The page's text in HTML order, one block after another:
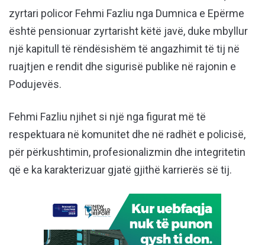
zyrtari policor Fehmi Fazliu nga Dumnica e Epërme
është pensionuar zyrtarisht këtë javë, duke mbyllur
një kapitull të rëndësishëm të angazhimit të tij në
ruajtjen e rendit dhe sigurisë publike në rajonin e
Podujevës.
Fehmi Fazliu njihet si një nga figurat më të
respektuara në komunitet dhe në radhët e policisë,
për përkushtimin, profesionalizmin dhe integritetin
që e ka karakterizuar gjatë gjithë karrierës së tij.